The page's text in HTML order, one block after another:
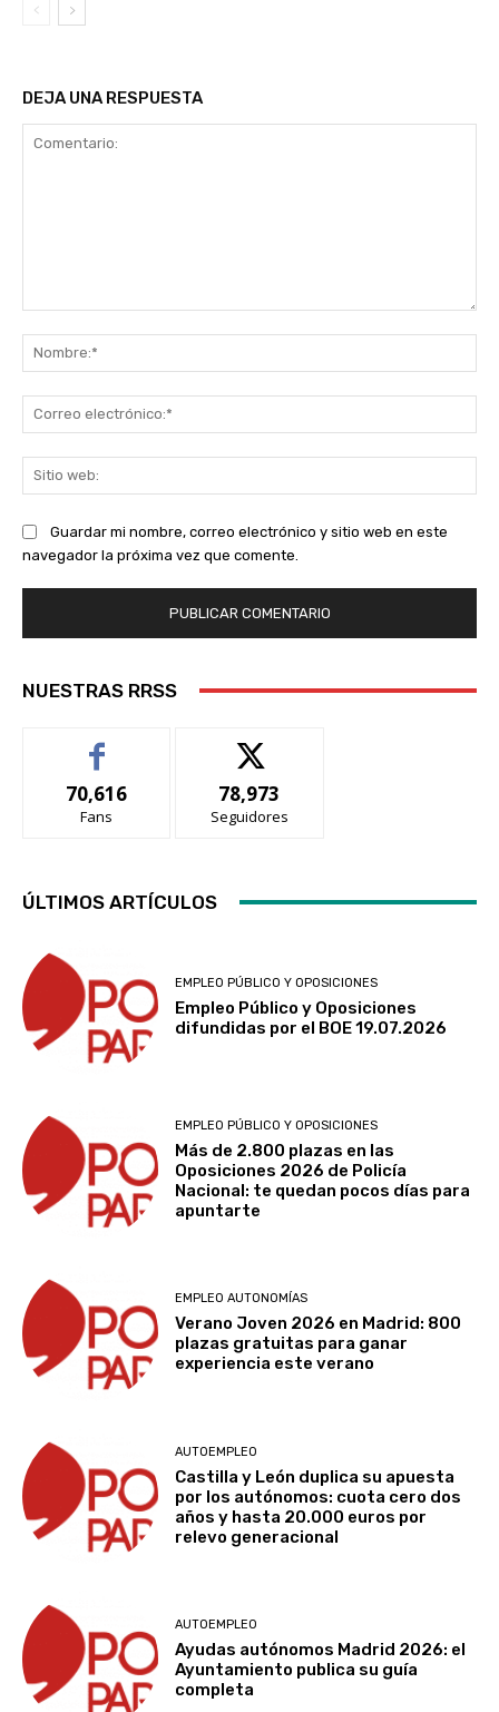
DEJA UNA RESPUESTA
Guardar mi nombre, correo electrónico y sitio web en este
navegador la próxima vez que comente.
NUESTRAS RRSS
70,616
Fans
78,973
Seguidores
ÚLTIMOS ARTÍCULOS
EMPLEO PÚBLICO Y OPOSICIONES
Empleo Público y Oposiciones
difundidas por el BOE 19.07.2026
EMPLEO PÚBLICO Y OPOSICIONES
Más de 2.800 plazas en las
Oposiciones 2026 de Policía
Nacional: te quedan pocos días para
apuntarte
EMPLEO AUTONOMÍAS
Verano Joven 2026 en Madrid: 800
plazas gratuitas para ganar
experiencia este verano
AUTOEMPLEO
Castilla y León duplica su apuesta
por los autónomos: cuota cero dos
años y hasta 20.000 euros por
relevo generacional
AUTOEMPLEO
Ayudas autónomos Madrid 2026: el
Ayuntamiento publica su guía
completa